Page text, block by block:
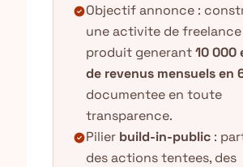
check_circleObjectif annonce :
une activite de freelance
produit generant10 000
de revenus mensuels en
documentee en toute
transparence.
check_circlePilier build-in-public :
des actions tentees, des